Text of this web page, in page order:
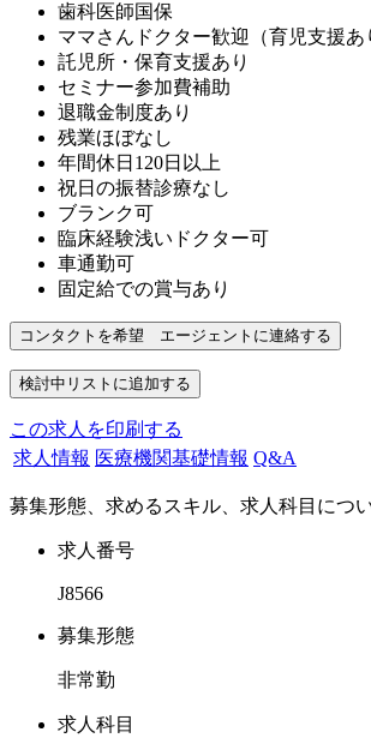
歯科医師国保
ママさんドクター歓迎（育児支援あ
託児所・保育支援あり
セミナー参加費補助
退職金制度あり
残業ほぼなし
年間休日120日以上
祝日の振替診療なし
ブランク可
臨床経験浅いドクター可
車通勤可
固定給での賞与あり
この求人を印刷する
求人情報 医療機関基礎情報 Q&A
募集形態、求めるスキル、求人科目につ
求人番号
J8566
募集形態
非常勤
求人科目